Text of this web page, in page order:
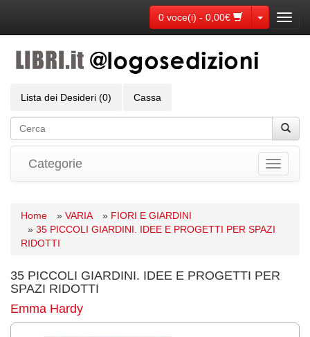
0 voce(i) - 0,00€ Toggle
Lista dei Desideri (0) Cassa
Toggle
Categorie
Home » VARIA » FIORI E GIARDINI
» 35 PICCOLI GIARDINI. IDEE E PROGETTI PER SPAZI
RIDOTTI
35 PICCOLI GIARDINI. IDEE E PROGETTI PER
SPAZI RIDOTTI
Emma Hardy